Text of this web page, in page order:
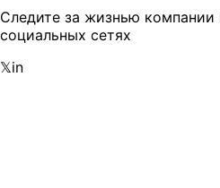
Следите за жизнью компании
социальных сетях
𝕏in